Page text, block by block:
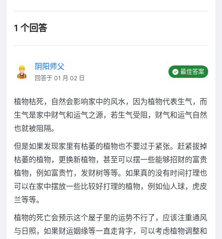
1 个回答
阴阳师父
回答于 01 月 02 日
最佳答案
植物枯死，自然会影响家中的风水，因为植物代表生气，而
生气是家中财气和运气之源，若生气受阻，财气和运气自然
也就被阻隔。
但是如果发现家里有枯萎的植物也不要过于紧张。赶紧拔掉
枯萎的植物，更换新植物，甚至可以摆一些能够招财的富贵
植物，例如富贵竹，发财树等等。如果真的没有时间打理也
可以在家中摆放一些比较好打理的植物，例如仙人球，虎皮
兰等等。
植物的死亡会预示这个屋子里的运势不行了，应该注重通风
与日照，如果财运姻缘等一直走背字，可以考虑植物调整和